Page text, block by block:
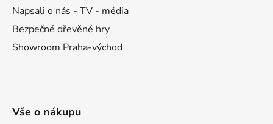
Napsali o nás - TV - média
Bezpečné dřevěné hry
Showroom Praha-východ
Vše o nákupu